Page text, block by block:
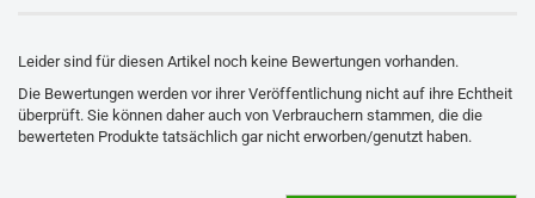
Leider sind für diesen Artikel noch keine Bewertungen vorhanden.
Die Bewertungen werden vor ihrer Veröffentlichung nicht auf ihre Echtheit
überprüft. Sie können daher auch von Verbrauchern stammen, die die
bewerteten Produkte tatsächlich gar nicht erworben/genutzt haben.